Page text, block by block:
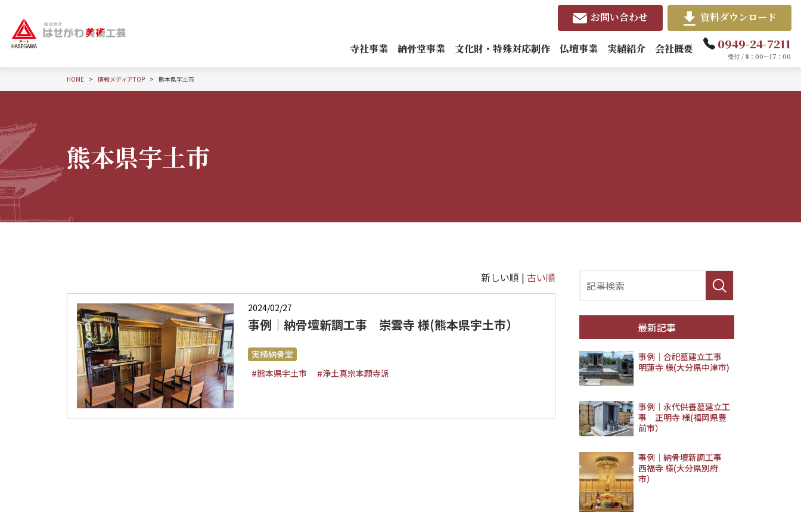
寺社事業 納骨堂事業 文化財・特殊対応制作 仏壇事業 実績紹介 会社概要 0949-24-7211
受付 / 8：00～17：00
お問い合わせ 資料ダウンロード
HOME 情報メディアTOP 熊本県宇土市
熊本県宇土市
新しい順 | 古い順
2024/02/27
事例｜納骨壇新調工事 崇雲寺 様(熊本県宇土市）
実績納骨堂
#熊本県宇土市
#浄土真宗本願寺派
最新記事
事例│合祀墓建立工事
明蓮寺 様(大分県中津市)
事例｜永代供養墓建立工
事 正明寺 様(福岡県豊
前市）
事例｜納骨壇新調工事
西福寺 様(大分県別府
市）